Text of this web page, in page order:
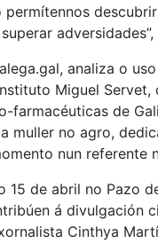
adversidades”,
analiza o
Miguel Servet,
farmacéuticas de
muller no agro,
nun referente
de abril no Pazo
á divulgación
Cinthya